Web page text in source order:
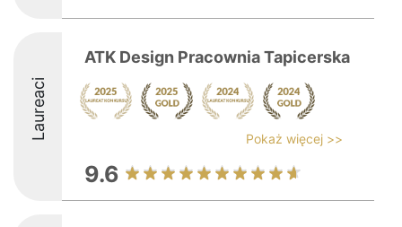
Laureaci
ATK Design Pracownia Tapicerska
Pokaż więcej >>
9.6